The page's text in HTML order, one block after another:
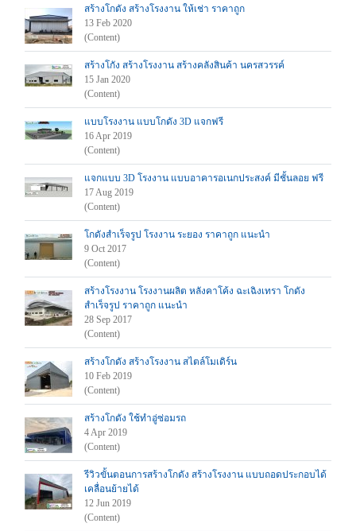
สร้างโกดัง สร้างโรงงาน ให้เช่า ราคาถูก
13 Feb 2020
(Content)
สร้างโกัง สร้างโรงงาน สร้างคลังสินค้า นครสวรรค์
15 Jan 2020
(Content)
แบบโรงงาน แบบโกดัง 3D แจกฟรี
16 Apr 2019
(Content)
แจกแบบ 3D โรงงาน แบบอาคารอเนกประสงค์ มีชั้นลอย ฟรี
17 Aug 2019
(Content)
โกดังสำเร็จรูป โรงงาน ระยอง ราคาถูก แนะนำ
9 Oct 2017
(Content)
สร้างโรงงาน โรงงานผลิต หลังคาโค้ง ฉะเฉิงเทรา โกดัง
สำเร็จรูป ราคาถูก แนะนำ
28 Sep 2017
(Content)
สร้างโกดัง สร้างโรงงาน สไตล์โมเดิร์น
10 Feb 2019
(Content)
สร้างโกดัง ใช้ทำอู่ซ่อมรถ
4 Apr 2019
(Content)
รีวิวขั้นตอนการสร้างโกดัง สร้างโรงงาน แบบถอดประกอบได้
เคลื่อนย้ายได้
12 Jun 2019
(Content)